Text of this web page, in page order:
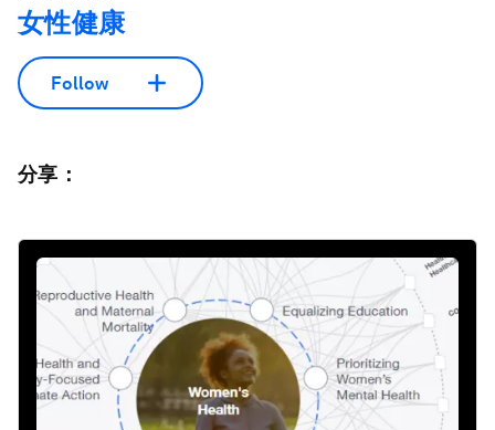
女性健康
Follow
分享：